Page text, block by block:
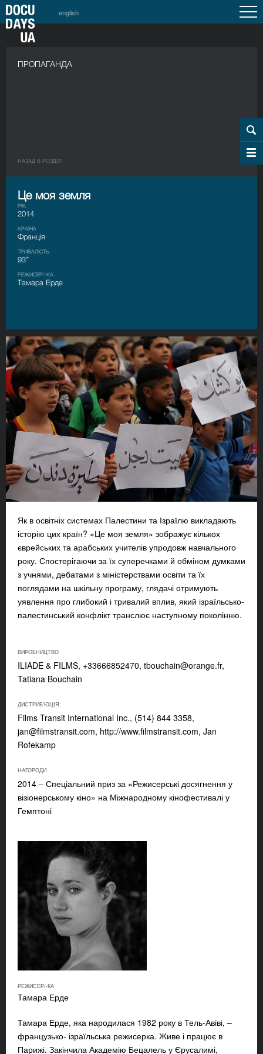
english
ПРОПАГАНДА
НАЗАД В РОЗДIЛ
Це моя земля
РІК
2014
КРАЇНА
Франція
ТРИВАЛІСТЬ
93’’
РЕЖИСЕР/-КА
Тамара Ерде
Як в освітніх системах Палестини та Ізраїлю викладають
історію цих країн? «Це моя земля» зображує кількох
єврейських та арабських учителів упродовж навчального
року. Спостерігаючи за їх суперечками й обміном думками
з учнями, дебатами з міністерствами освіти та їх
поглядами на шкільну програму, глядачі отримують
уявлення про глибокий і тривалий вплив, який ізраїльсько-
палестинський конфлікт транслює наступному поколінню.
ВИРОБНИЦТВО
ILIADE & FILMS, +33666852470, tbouchain@orange.fr,
Tatiana Bouchain
ДИСТРИБ'ЮЦІЯ:
Films Transit International Inc., (514) 844 3358,
jan@filmstransit.com, http://www.filmstransit.com, Jan
Rofekamp
НАГОРОДИ
2014 – Спеціальний приз за «Режисерські досягнення у
візіонерському кіно» на Міжнародному кінофестивалі у
Гемптоні
РЕЖИСЕР/-КА
Тамара Ерде
Тамара Ерде, яка народилася 1982 року в Тель-Авіві, –
французько- ізраїльська режисерка. Живе і працює в
Парижі. Закінчила Академію Бецалель у Єрусалимі,